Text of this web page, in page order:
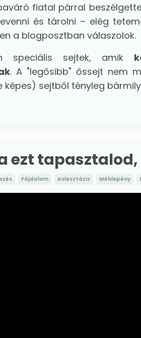
fiatal párral
és tárolni – elég
a blogposztban válaszolok.
sejtek, amik
. A "legősibb" őssejt nem
sejtből tényleg
ezt
Fájdalom Kolesztázis Méhlepény